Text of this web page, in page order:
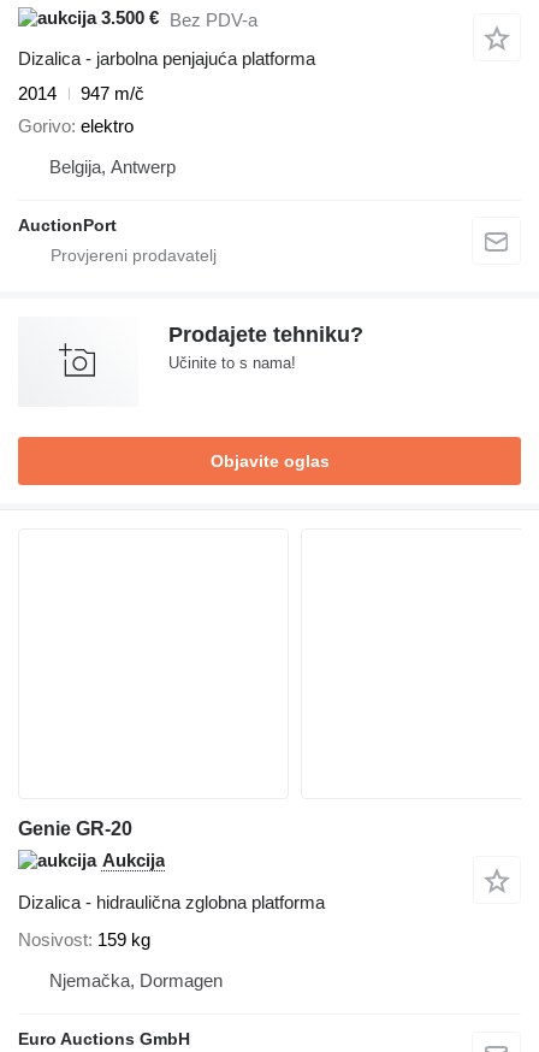
3.500 € Bez PDV-a
Dizalica - jarbolna penjajuća platforma
2014
947 m/č
Gorivo elektro
Belgija, Antwerp
AuctionPort
Prodajete tehniku?
Učinite to s nama!
Objavite oglas
Genie GR-20
Aukcija
Dizalica - hidraulična zglobna platforma
Nosivost 159 kg
Njemačka, Dormagen
Euro Auctions GmbH